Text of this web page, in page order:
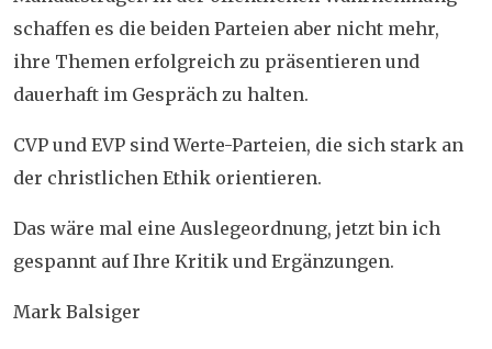
schaffen es die beiden Parteien aber nicht mehr,
ihre Themen erfolgreich zu präsentieren und
dauerhaft im Gespräch zu halten.
CVP und EVP sindWerte-Parteien, die sich stark an
der christlichen Ethik orientieren.
Das wäre mal eine Auslegeordnung, jetzt bin ich
gespannt auf Ihre Kritik und Ergänzungen.
Mark Balsiger